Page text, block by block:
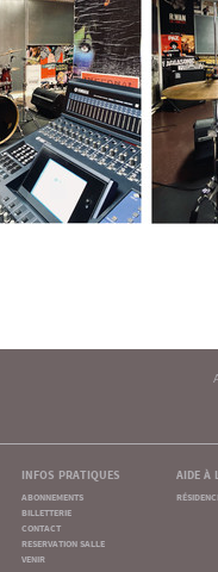
infos pratiques
abonnements
billetterie
contact
reservation salle
venir
aide